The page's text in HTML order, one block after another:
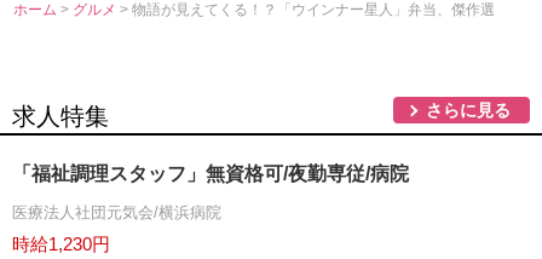
ホーム > グルメ> 物語が見えてくる！？「ウインナー星人」弁当、傑作選
求人特集 さらに見る
「福祉調理スタッフ」無資格可/夜勤専従/病院
医療法人社団元気会/横浜病院
時給1,230円